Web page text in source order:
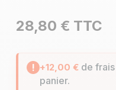
28,80 € TTC
! +12,00 € de
panier.